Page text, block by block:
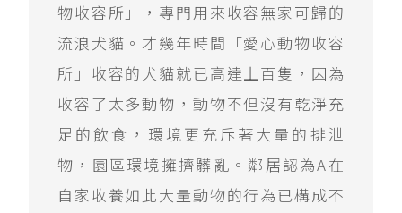
物收容所」，專門用來收容無家可歸的
流浪犬貓。才幾年時間「愛心動物收容
所」收容的犬貓就已高達上百隻，因為
收容了太多動物，動物不但沒有乾淨充
足的飲食，環境更充斥著大量的排泄
物，園區環境擁擠髒亂。鄰居認為A在
自家收養如此大量動物的行為已構成不